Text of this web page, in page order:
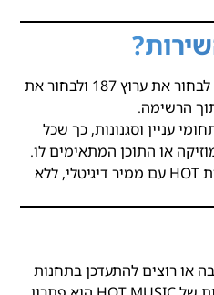
כל שעליכם לעשות הוא לבחור את ערוץ 187 ולבחור את
הרשימה.
עניין וסגנונות, כך שכל
או התוכן המתאימים לו.
השירות זמין לכל לקוחות HOT עם ממיר דיגיטלי, ללא
או רוצים להתעדכן בתחנות